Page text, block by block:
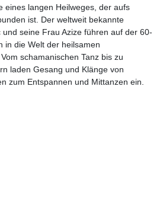
eines langen Heilweges, der aufs
ist. Der weltweit bekannte
seine Frau Azize führen auf der 60-
in die Welt der heilsamen
schamanischen Tanz bis zu
laden Gesang und Klänge von
zum Entspannen und Mittanzen ein.